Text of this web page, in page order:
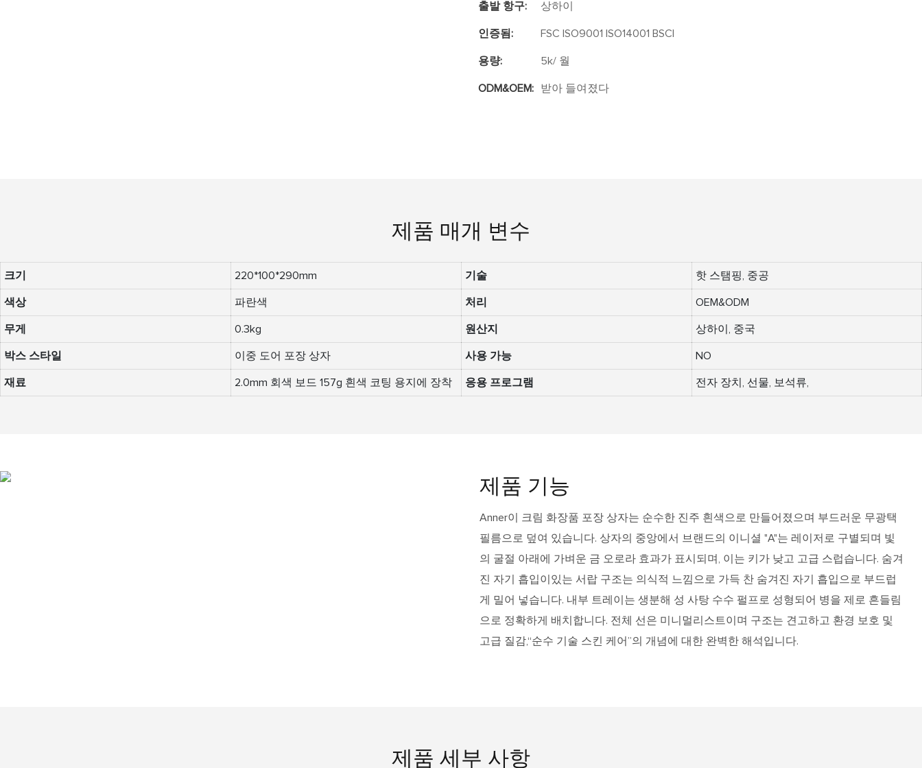
출발 항구: 상하이
인증됨: FSC ISO9001 ISO14001 BSCI
용량: 5k/ 월
ODM&OEM: 받아 들여졌다
제품 매개 변수
크기 220*100*290mm 기술 핫 스탬핑, 중공
색상 파란색 처리 OEM&ODM
무게 0.3kg 원산지 상하이, 중국
박스 스타일 이중 도어 포장 상자 사용 가능 NO
재료 2.0mm 회색 보드 157g 흰색 코팅 용지에 장착 응용 프로그램 전자 장치, 선물, 보석류,
제품 기능
Anner이 크림 화장품 포장 상자는 순수한 진주 흰색으로 만들어졌으며 부드러운 무광택
필름으로 덮여 있습니다. 상자의 중앙에서 브랜드의 이니셜 "A"는 레이저로 구별되며 빛
의 굴절 아래에 가벼운 금 오로라 효과가 표시되며, 이는 키가 낮고 고급 스럽습니다. 숨겨
진 자기 흡입이있는 서랍 구조는 의식적 느낌으로 가득 찬 숨겨진 자기 흡입으로 부드럽
게 밀어 넣습니다. 내부 트레이는 생분해 성 사탕 수수 펄프로 성형되어 병을 제로 흔들림
으로 정확하게 배치합니다. 전체 선은 미니멀리스트이며 구조는 견고하고 환경 보호 및
고급 질감,“순수 기술 스킨 케어”의 개념에 대한 완벽한 해석입니다.
제품 세부 사항